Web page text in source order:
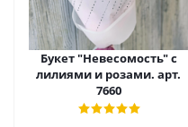
Букет "Невесомость" с
лилиями и розами. арт.
7660